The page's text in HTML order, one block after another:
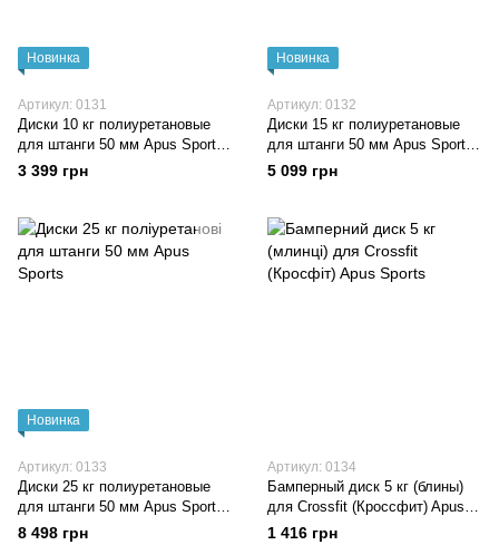
Новинка
Артикул: 0131
Диски 10 кг полиуретановые
для штанги 50 мм Apus Sports
Mercury Olympic
3 399 грн
Новинка
Артикул: 0132
Диски 15 кг полиуретановые
для штанги 50 мм Apus Sports
Mercury Olympic
5 099 грн
Новинка
Артикул: 0133
Диски 25 кг полиуретановые
для штанги 50 мм Apus Sports
Mercury Olympic
8 498 грн
Артикул: 0134
Бамперный диск 5 кг (блины)
для Crossfit (Кроссфит) Apus
Sports
1 416 грн